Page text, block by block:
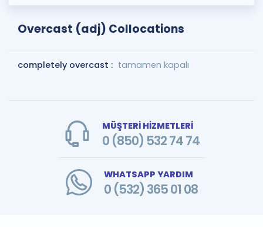
Overcast (adj) Collocations
completely overcast : tamamen kapalı
MÜŞTERİ HİZMETLERİ
0 (850) 532 74 74
WHATSAPP YARDIM
0 (532) 365 01 08